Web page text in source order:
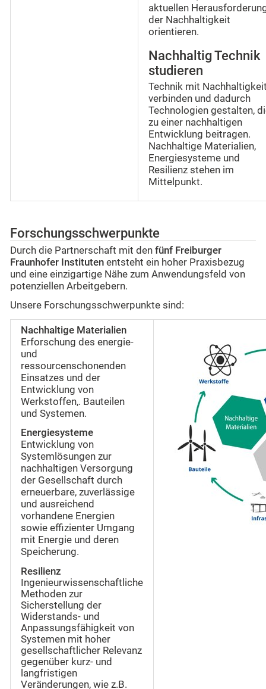
aktuellen
der Nachhaltigkeit
orientieren.
Nachhaltig Technik
studieren
Technik mit
verbinden und dadurch
Technologien gestalten,
zu einer nachhaltigen
Entwicklung beitragen.
Nachhaltige Materialien,
Energiesysteme und
Resilienz stehen im
Mittelpunkt.
Forschungsschwerpunkte
Durch die Partnerschaft mit den fünf Freiburger
Fraunhofer Instituten entsteht ein hoher Praxisbezug
und eine einzigartige Nähe zum Anwendungsfeld von
potenziellen Arbeitgebern.
Unsere Forschungsschwerpunkte sind:
Nachhaltige Materialien
Erforschung des energie-
und
ressourcenschonenden
Einsatzes und der
Entwicklung von
Werkstoffen,. Bauteilen
und Systemen.
Energiesysteme
Entwicklung von
Systemlösungen zur
nachhaltigen Versorgung
der Gesellschaft durch
erneuerbare, zuverlässige
und ausreichend
vorhandene Energien
sowie effizienter Umgang
mit Energie und deren
Speicherung.
Resilienz
Ingenieurwissenschaftliche
Methoden zur
Sicherstellung der
Widerstands- und
Anpassungsfähigkeit von
Systemen mit hoher
gesellschaftlicher Relevanz
gegenüber kurz- und
langfristigen
Veränderungen, wie z.B.